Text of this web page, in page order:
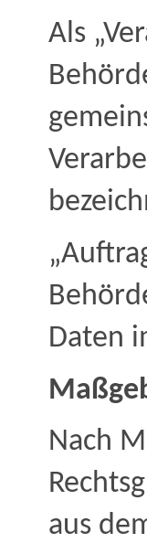
Als
Daten
Nach
aus